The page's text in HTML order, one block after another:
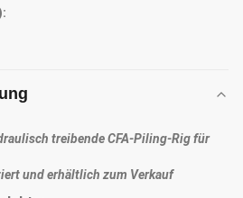
treibende CFA-Piling-Rig für
und erhältlich zum Verkauf